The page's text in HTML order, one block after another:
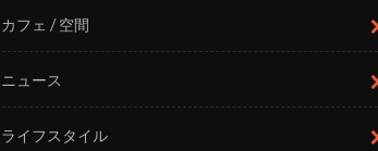
カフェ / 空間
ニュース
ライフスタイル